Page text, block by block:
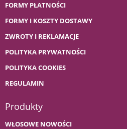
FORMY PŁATNOŚCI
FORMY I KOSZTY DOSTAWY
ZWROTY I REKLAMACJE
POLITYKA PRYWATNOŚCI
POLITYKA COOKIES
REGULAMIN
Produkty
WŁOSOWE NOWOŚCI